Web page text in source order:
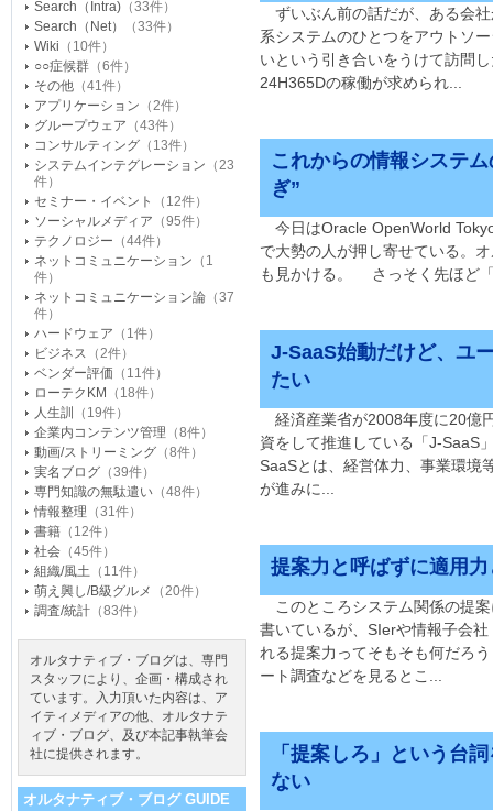
ずいぶん前の話だが、ある会
系システムのひとつをアウトソ
いという引き合いをうけて訪問
24H365Dの稼働が求められ...
これからの情報システ
ぎ”
今日はOracle OpenWorld
で大勢の人が押し寄せている。
も見かける。 さっそく先ほど
J-SaaS始動だけど、ユ
たい
経済産業省が2008年度に20億
資をして推進している「J-
SaaSとは、経営体力、事業環境
が進みに...
提案力と呼ばずに適用
このところシステム関係の提
書いているが、SIerや情報子会
れる提案力ってそもそも何だろ
ート調査などを見るとこ...
「提案しろ」という台
ない
Search（Intra) （33件）
Search（Net）
（33件）
Wiki （10件）
○○症候群 （6件）
その他 （41件）
アプリケーション （2件）
グループウェア （43件）
コンサルティング （13件）
システムインテグレーション （23
件）
セミナー・イベント
（12件）
ソーシャルメディア （95件）
テクノロジー （44件）
ネットコミュニケーション （1
件）
ネットコミュニケーション論 （37
件）
ハードウェア （1件）
ビジネス （2件）
ベンダー評価 （11件）
ローテクKM
（18件）
人生訓
（19件）
企業内コンテンツ管理 （8件）
動画/ストリーミング （8件）
実名ブログ （39件）
専門知識の無駄遣い （48件）
情報整理 （31件）
書籍 （12件）
社会 （45件）
組織/風土 （11件）
萌え興し/B級グルメ
（20件）
調査/統計 （83件）
オルタナティブ・ブログは、専門
スタッフにより、企画・構成され
ています。入力頂いた内容は、ア
イティメディアの他、オルタナテ
ィブ・ブログ、及び本記事執筆会
社に提供されます。
オルタナティブ・ブログ GUIDE